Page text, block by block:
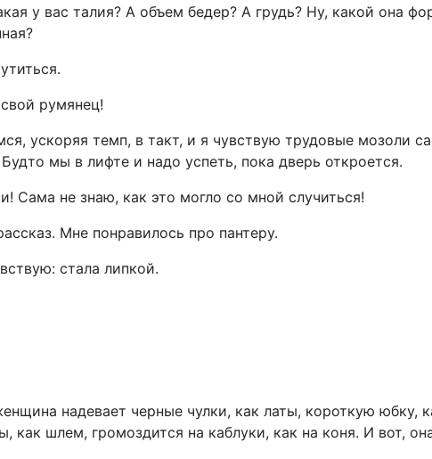
у вас талия? А объем бедер? А грудь? Ну, какой она
румянец!
ускоряя темп, в такт, и я чувствую трудовые мозоли
мы в лифте и надо успеть, пока дверь откроется.
Сама не знаю, как это могло со мной случиться!
Мне понравилось про пантеру.
стала липкой.
надевает черные чулки, как латы, короткую юбку,
как шлем, громоздится на каблуки, как на коня. И вот,